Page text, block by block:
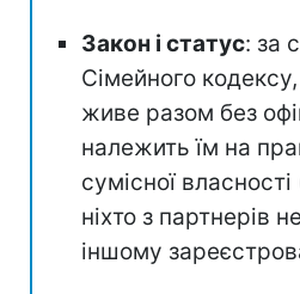
Закон і статус: за
Сімейного
живе разом без
належить їм на
сумісної
ніхто з партнерів
іншому